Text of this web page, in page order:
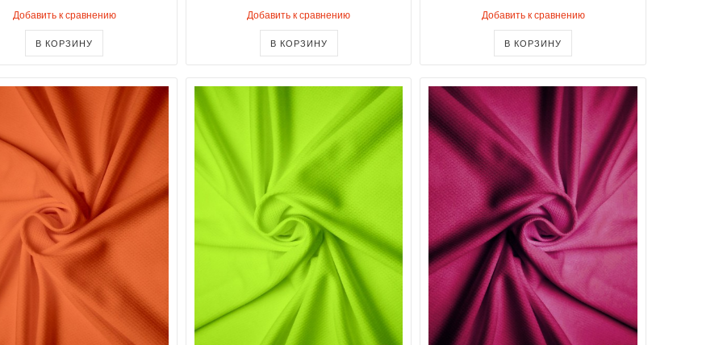
Добавить к сравнению
В КОРЗИНУ
Добавить к сравнению
В КОРЗИНУ
Добавить к сравнению
В КОРЗИНУ